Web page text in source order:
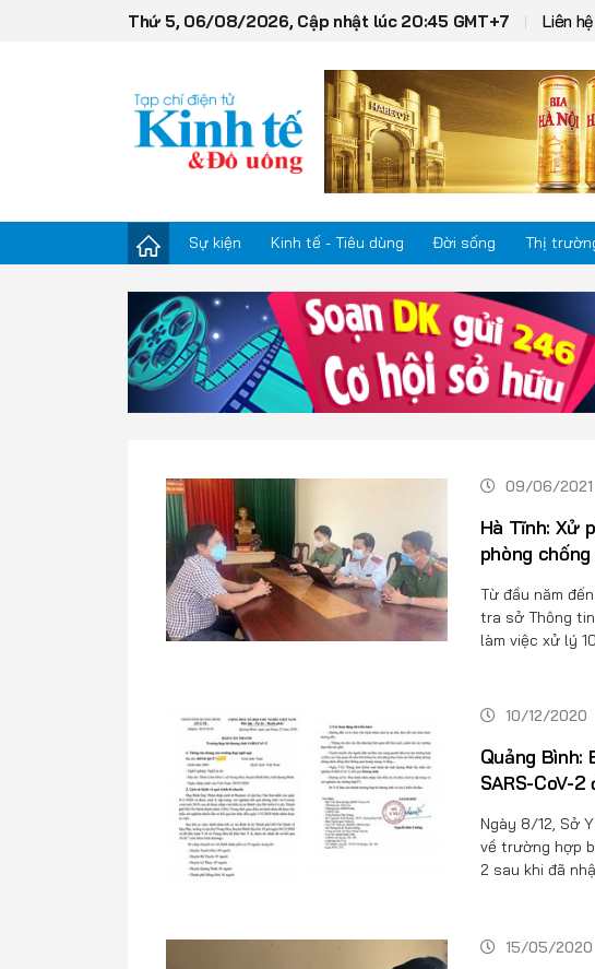
Thứ 5, 06/08/2026, Cập nhật lúc 20:45 GMT+7 Liên hệ
Sự kiện Kinh tế - Tiêu dùng Đời sống Thị
Kinh tế - Tiêu dùng
Đời sống Đồ
09/06/2021
Hà Tĩnh: Xử
phòng
Từ đầu năm
tra sở Thông
làm việc xử lý
10/12/2020
Quảng Bình:
SARS-CoV-
Ngày 8/12, Sở
về trường hợp
2 sau khi đã
15/05/2020